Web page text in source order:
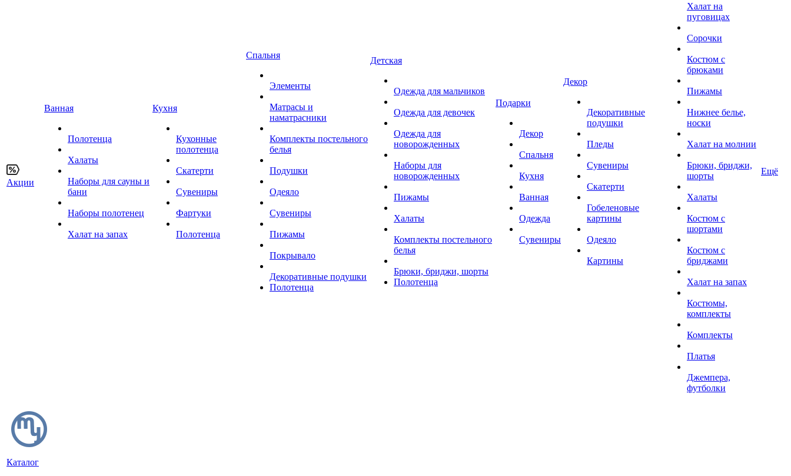
Акции
Ванная
Полотенца
Халаты
Наборы для сауны и
бани
Наборы полотенец
Халат на запах
Кухня
Кухонные
полотенца
Скатерти
Сувениры
Фартуки
Полотенца
Спальня
Элементы
Матрасы и
наматрасники
Комплекты постельного
белья
Подушки
Одеяло
Сувениры
Пижамы
Покрывало
Декоративные подушки
Полотенца
Детская
Одежда для мальчиков
Одежда для девочек
Одежда для
новорожденных
Наборы для
новорожденных
Пижамы
Халаты
Комплекты постельного
белья
Брюки, бриджи, шорты
Полотенца
Подарки
Декор
Спальня
Кухня
Ванная
Одежда
Сувениры
Декор
Декоративные
подушки
Пледы
Сувениры
Скатерти
Гобеленовые
картины
Одеяло
Картины
Халат на
пуговицах
Сорочки
Костюм с
брюками
Пижамы
Нижнее белье,
носки
Халат на молнии
Брюки, бриджи,
шорты
Халаты
Костюм с
шортами
Костюм с
бриджами
Халат на запах
Костюмы,
комплекты
Комплекты
Платья
Джемпера,
футболки
Ещё
Каталог